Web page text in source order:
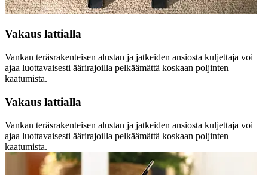
Vakaus lattialla
Vankan teräsrakenteisen alustan ja jatkeiden ansiosta kuljettaja voi
ajaa luottavaisesti äärirajoilla pelkäämättä koskaan poljinten
kaatumista.
Vakaus lattialla
Vankan teräsrakenteisen alustan ja jatkeiden ansiosta kuljettaja voi
ajaa luottavaisesti äärirajoilla pelkäämättä koskaan poljinten
kaatumista.